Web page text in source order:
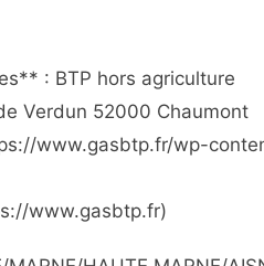
: BTP hors agriculture
Verdun 52000 Chaumont
www.gasbtp.fr/wp-
www.gasbtp.fr)